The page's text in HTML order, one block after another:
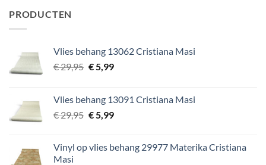
PRODUCTEN
Vlies behang 13062 Cristiana Masi
€29,95 Oorspronkelijke
€ 29,95.
€5,99Huidige
€ 5,99.
Vlies behang 13091 Cristiana Masi
€29,95 Oorspronkelijke
€ 29,95.
€5,99Huidige
€ 5,99.
Vinyl op vlies behang 29977 Materika Cristiana
Masi